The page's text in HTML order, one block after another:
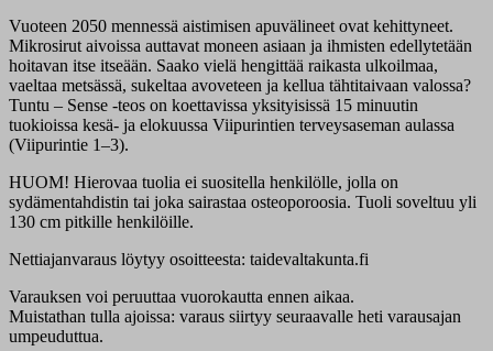
Vuoteen 2050 mennessä aistimisen apuvälineet ovat kehittyneet.
Mikrosirut aivoissa auttavat moneen asiaan ja ihmisten edellytetään
hoitavan itse itseään. Saako vielä hengittää raikasta ulkoilmaa,
vaeltaa metsässä, sukeltaa avoveteen ja kellua tähtitaivaan valossa?
Tuntu – Sense -teos on koettavissa yksityisissä 15 minuutin
tuokioissa kesä- ja elokuussa Viipurintien terveysaseman aulassa
(Viipurintie 1–3).
HUOM! Hierovaa tuolia ei suositella henkilölle, jolla on
sydämentahdistin tai joka sairastaa osteoporoosia. Tuoli soveltuu yli
130 cm pitkille henkilöille.
Nettiajanvaraus löytyy osoitteesta: taidevaltakunta.fi
Varauksen voi peruuttaa vuorokautta ennen aikaa.
Muistathan tulla ajoissa: varaus siirtyy seuraavalle heti varausajan
umpeuduttua.